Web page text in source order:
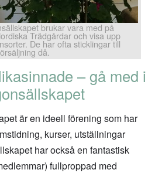
brukar vara med på
Trädgårdar och visa upp
De har ofta sticklingar till
då.
– gå med i
är en ideell förening som har
kurser, utställningar
har också en fantastisk
fullproppad med